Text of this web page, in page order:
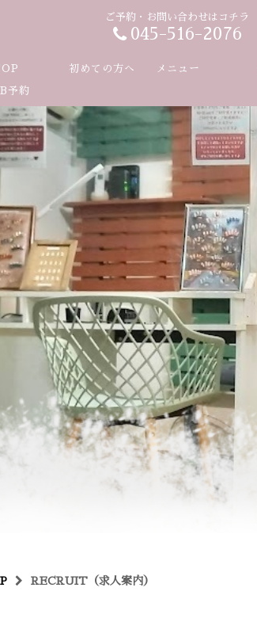
ご予約・お問い合わせはコチラ
045-516-2076
初めての方へ メニュー
ハンドネイル
フットネイル
ハンドケア
フットケア
予約
RECRUIT（求人案内）